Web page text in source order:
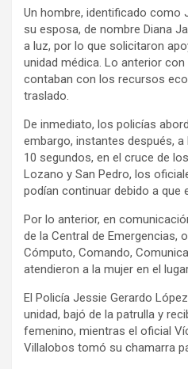
Un hombre, identificado como
su esposa, de nombre Diana
a luz, por lo que solicitaron
unidad médica. Lo anterior
contaban con los recursos
traslado.
De inmediato, los policías
embargo, instantes después, a
10 segundos, en el cruce de
Lozano y San Pedro, los
podían continuar debido a que
Por lo anterior, en
de la Central de Emergencias,
Cómputo, Comando,
atendieron a la mujer en el
El Policía Jessie Gerardo
unidad, bajó de la patrulla y
femenino, mientras el oficial
Villalobos tomó su chamarra